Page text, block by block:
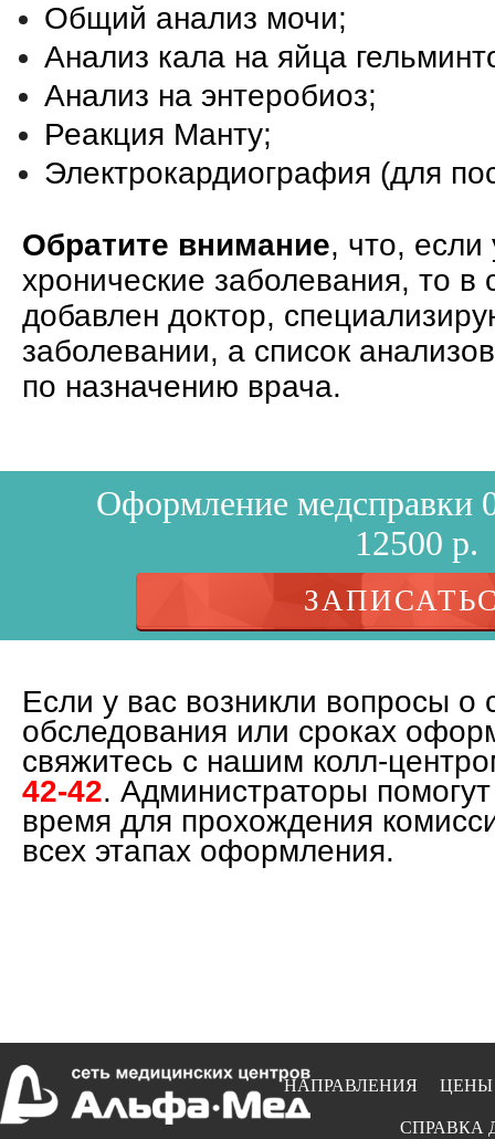
Общий анализ мочи;
Анализ кала на яйца
Анализ на энтеробиоз;
Реакция Манту;
Электрокардиография (для
Обратите внимание, что,
хронические заболевания, то в
добавлен доктор,
заболевании, а список
по назначению врача.
Оформление медсправки
12500 р.
Если у вас возникли вопросы о
обследования или сроках
свяжитесь с нашим колл-
42-42. Администраторы
время для прохождения
всех этапах оформления.
ЦЕНЫ
НАПРАВЛЕНИЯ
СПРАВКА